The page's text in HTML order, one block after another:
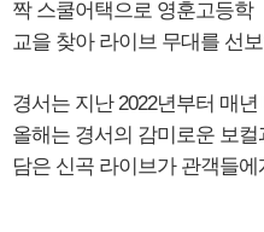
짝 스쿨어택으로 영훈고등학
교을 찾아 라이브 무대를 선
경서는 지난 2022년부터 매
올해는 경서의 감미로운 보
담은 신곡 라이브가 관객들